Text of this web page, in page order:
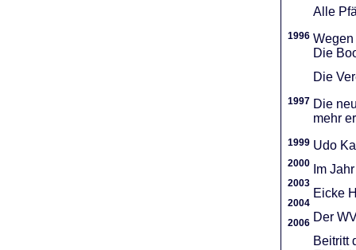
Alle
1996
Die
Die
1997 Die
mehr
1999
2000
2003
2004
2006
Udo
Im
Eicke
Der
Beitritt